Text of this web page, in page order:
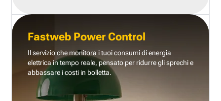
Fastweb Power Control
Il servizio che monitora i tuoi consumi di energia
elettrica in tempo reale, pensato per ridurre gli sprechi e
abbassare i costi in bolletta.